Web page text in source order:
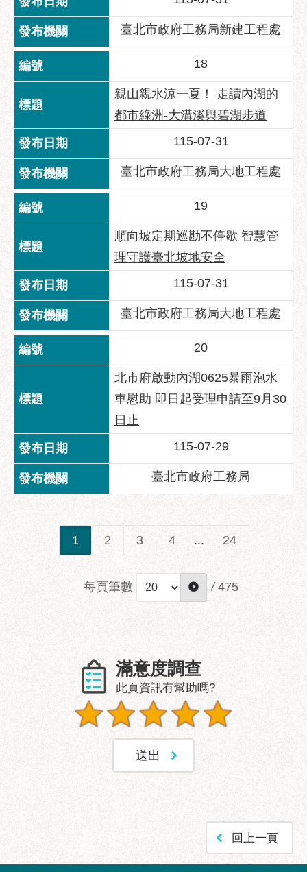
臺北市政府工務局新建工程處
18
親山親水涼一夏！ 走讀內湖的
都市綠洲-大溝溪與碧湖步道
115-07-31
臺北市政府工務局大地工程處
19
順向坡定期巡勘不停歇 智慧管
理守護臺北坡地安全
115-07-31
臺北市政府工務局大地工程處
20
北市府啟動內湖0625暴雨泡水
車慰助 即日起受理申請至9月30
日止
115-07-29
臺北市政府工務局
1 2 3 4 ... 24
每頁筆數 / 475
滿意度調查
此頁資訊有幫助嗎?
回上一頁